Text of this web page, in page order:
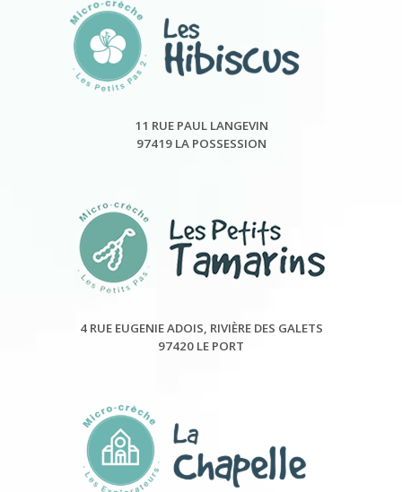
11 RUE PAUL LANGEVIN
97419 LA POSSESSION
4 RUE EUGENIE ADOIS, RIVIÈRE DES GALETS
97420 LE PORT